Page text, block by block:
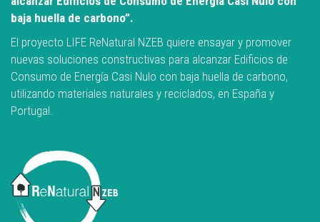
baja huella de carbono”.
El proyecto LIFE ReNatural NZEB quiere ensayar y promover
nuevas soluciones constructivas para alcanzar Edificios de
Consumo de Energía Casi Nulo con baja huella de carbono,
utilizando materiales naturales y reciclados, en España y
Portugal.